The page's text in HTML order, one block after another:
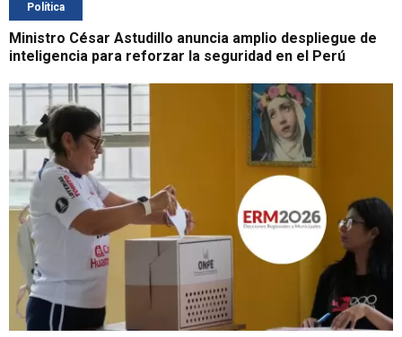
Política
Ministro César Astudillo anuncia amplio despliegue de
inteligencia para reforzar la seguridad en el Perú